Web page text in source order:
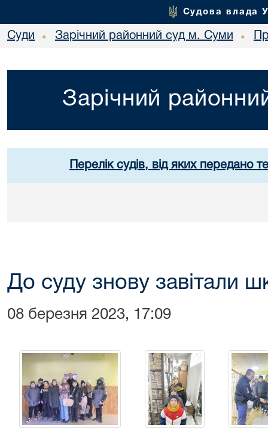
Судова влада
Суди • Зарічний районний суд м. Суми •
Зарічний
Перелік судів, від яких передано
До суду знову завітали
08 березня 2023, 17:09